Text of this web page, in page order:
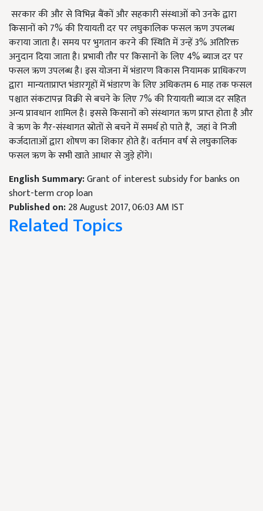
सरकार की और से विभिन्न बैंकों और सहकारी संस्थाओं को उनके द्वारा
किसानों को 7% की रियायती दर पर लघुकालिक फसल ऋण उपलब्ध
कराया जाता है। समय पर भुगतान करने की स्थिति में उन्‍हें 3% अतिरिक्त
अनुदान दिया जाता है। प्रभावी तौर पर किसानों के लिए 4% ब्याज दर पर
फसल ऋण उपलब्ध है। इस योजना में भंडारण विकास नियामक प्राधिकरण
द्वारा मान्यताप्राप्त भंडारगृहों में भंडारण के लिए अधिकतम 6 माह तक फसल
पश्चात संकटापन्न विक्री से बचने के लिए 7% की रियायती ब्याज दर सहित
अन्य प्रावधान शामिल है। इससे किसानों को संस्थागत ऋण प्राप्त होता है और
वे ऋण के गैर-संस्थागत स्रोतों से बचने में समर्थ हो पाते हैं, जहां वे निजी
कर्जदाताओं द्वारा शोषण का शिकार होते हैं। वर्तमान वर्ष से लघुकालिक
फसल ऋण के सभी खाते आधार से जुड़े होंगे।
English Summary:Grant of interest subsidy for banks on
short-term crop loan
Published on:28 August 2017, 06:03 AM IST
Related Topics